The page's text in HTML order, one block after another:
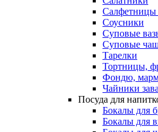
Салфетницы
Соусники
Суповые
Суповые
Тарелки
Тортницы,
Фондю,
Чайники
Посуда для
Бокалы для
Бокалы для